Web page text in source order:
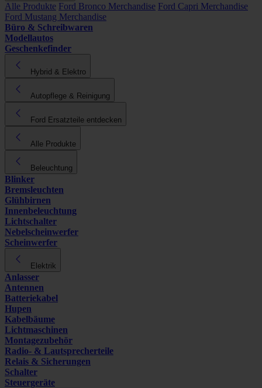
Alle Produkte Ford Bronco Merchandise Ford Capri Merchandise
Ford Mustang Merchandise
Büro & Schreibwaren
Modellautos
Geschenkefinder
Hybrid & Elektro
Autopflege & Reinigung
Ford Ersatzteile entdecken
Alle Produkte
Beleuchtung
Blinker
Bremsleuchten
Glühbirnen
Innenbeleuchtung
Lichtschalter
Nebelscheinwerfer
Scheinwerfer
Elektrik
Anlasser
Antennen
Batteriekabel
Hupen
Kabelbäume
Lichtmaschinen
Montagezubehör
Radio- & Lautsprecherteile
Relais & Sicherungen
Schalter
Steuergeräte